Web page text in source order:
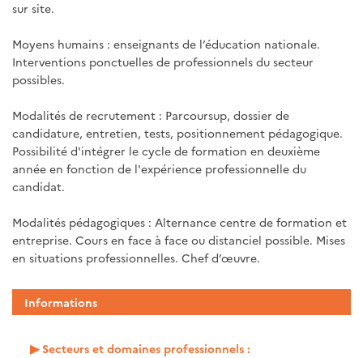
sur site.
Moyens humains : enseignants de l’éducation nationale.
Interventions ponctuelles de professionnels du secteur
possibles.
Modalités de recrutement : Parcoursup, dossier de
candidature, entretien, tests, positionnement pédagogique.
Possibilité d'intégrer le cycle de formation en deuxième
année en fonction de l'expérience professionnelle du
candidat.
Modalités pédagogiques : Alternance centre de formation et
entreprise. Cours en face à face ou distanciel possible. Mises
en situations professionnelles. Chef d’œuvre.
Informations
Secteurs et domaines professionnels :